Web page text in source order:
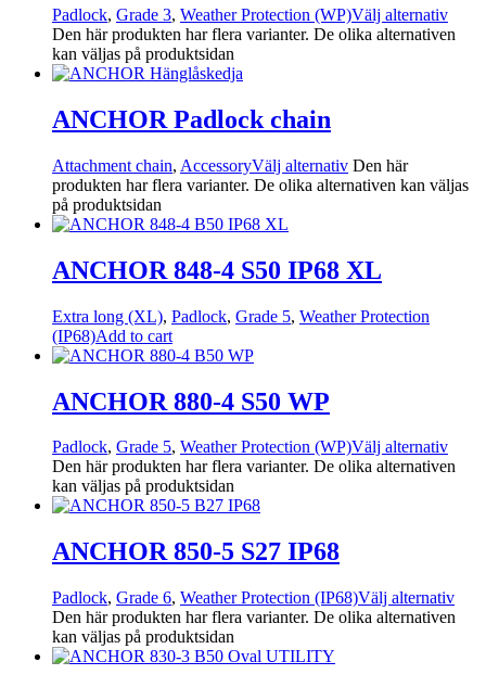
Padlock, Grade 3, Weather Protection (WP)Välj alternativ
Den här produkten har flera varianter. De olika alternativen
kan väljas på produktsidan
ANCHOR Padlock chain
Attachment chain, AccessoryVälj alternativ Den här
produkten har flera varianter. De olika alternativen kan väljas
på produktsidan
ANCHOR 848-4 S50 IP68 XL
Extra long (XL), Padlock, Grade 5, Weather Protection
(IP68)Add to cart
ANCHOR 880-4 S50 WP
Padlock, Grade 5, Weather Protection (WP)Välj alternativ
Den här produkten har flera varianter. De olika alternativen
kan väljas på produktsidan
ANCHOR 850-5 S27 IP68
Padlock, Grade 6, Weather Protection (IP68)Välj alternativ
Den här produkten har flera varianter. De olika alternativen
kan väljas på produktsidan